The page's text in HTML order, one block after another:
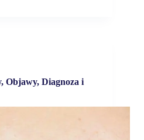
Objawy, Diagnoza i